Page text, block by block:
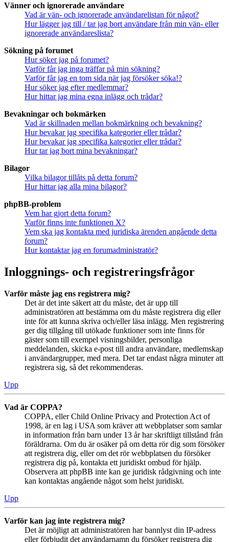
Vänner och ignorerade användare
Vad är vän- och ignorerade användarelistan för något?
Hur lägger jag till / tar jag bort användare från min vän- eller
ignorerade användareslista?
Sökning på forumet
Hur söker jag på forumet?
Varför får jag inga träffar på min sökning?
Varför får jag en tom sida när jag försöker söka!?
Hur söker jag efter medlemmar?
Hur hittar jag mina egna inlägg och trådar?
Bevakningar och bokmärken
Vad är skillnaden mellan bokmärkning och bevakning?
Hur bevakar jag specifika kategorier eller trådar?
Hur bevakar jag specifika kategorier eller trådar?
Hur tar jag bort mina bevakningar?
Bilagor
Vilka bilagor tillåts på detta forum?
Hur hittar jag alla mina bilagor?
phpBB-problem
Vem har gjort detta forum?
Varför finns inte funktionen X?
Vem ska jag kontakta med juridiska ärenden angående detta
forum?
Hur kontaktar jag en forumadministratör?
Inloggnings- och registreringsfrågor
Varför måste jag ens registrera mig?
Det är det inte säkert att du måste, det är upp till
administratören att bestämma om du måste registrera dig eller
inte för att kunna skriva och/eller läsa inlägg. Men registrering
ger dig tillgång till utökade funktioner som inte finns för
gäster som till exempel visningsbilder, personliga
meddelanden, skicka e-post till andra användare, medlemskap
i användargrupper, med mera. Det tar endast några minuter att
registrera sig, så det rekommenderas.
Upp
Vad är COPPA?
COPPA, eller Child Online Privacy and Protection Act of
1998, är en lag i USA som kräver att webbplatser som samlar
in information från barn under 13 år har skriftligt tillstånd från
föräldrarna. Om du är osäker på om detta rör dig som försöker
att registrera dig, eller om det rör webbplatsen du försöker
registrera dig på, kontakta ett juridiskt ombud för hjälp.
Observera att phpBB inte kan ge juridisk rådgivning och inte
kan kontaktas angående något som helst juridiskt.
Upp
Varför kan jag inte registrera mig?
Det är möjligt att administratören har bannlyst din IP-adress
eller förbjudit det användarnamn du försöker registrera dig